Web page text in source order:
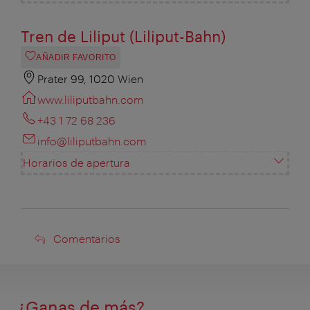
Tren de Liliput (Liliput-Bahn)
AÑADIR FAVORITO
Prater 99, 1020 Wien
www.liliputbahn.com
+43 1 72 68 236
info@liliputbahn.com
Horarios de apertura
Comentarios
Comentarios